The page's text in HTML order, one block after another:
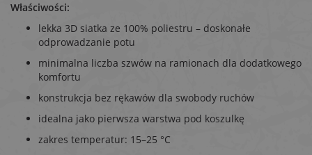
Właściwości:
lekka 3D siatka ze 100% poliestru – doskonałe
odprowadzanie potu
minimalna liczba szwów na ramionach dla dodatkowego
komfortu
konstrukcja bez rękawów dla swobody ruchów
idealna jako pierwsza warstwa pod koszulkę
zakres temperatur: 15–25 °C